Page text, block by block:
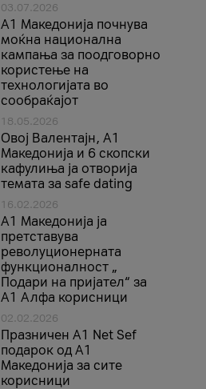
03.07.2026
A1 Македонија почнува
моќна национална
кампања за поодговорно
користење на
технологијата во
сообраќајот
18.05.2026
Овој Валентајн, A1
Македонија и 6 скопски
кафулиња ја отворија
темата за safe dating
16.02.2026
А1 Македонија ја
претставува
револуционерната
функционалност „
Подари на пријател“ за
А1 Алфа корисници
02.02.2026
Празничен A1 Net Sеf
подарок од А1
Македонија за сите
корисници